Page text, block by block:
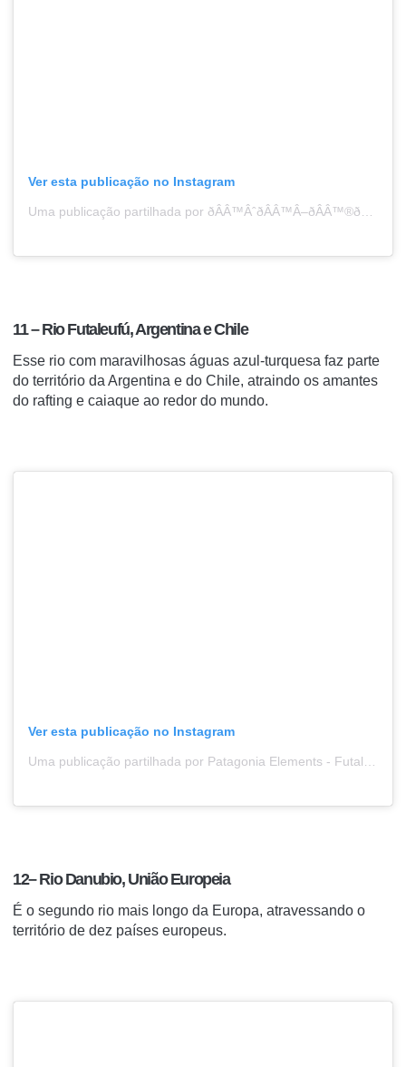
Ver esta publicação no Instagram
11 – Rio Futaleufú, Argentina e Chile
Esse rio com maravilhosas águas azul-turquesa faz parte
do território da Argentina e do Chile, atraindo os amantes
do rafting e caiaque ao redor do mundo.
Ver esta publicação no Instagram
12– Rio Danubio, União Europeia
É o segundo rio mais longo da Europa, atravessando o
território de dez países europeus.